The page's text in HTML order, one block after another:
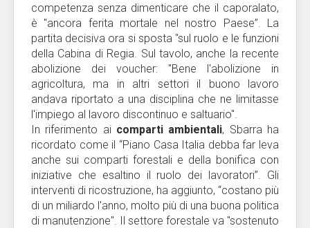
competenza senza dimenticare che il caporalato,
è "ancora ferita mortale nel nostro Paese”. La
partita decisiva ora si sposta "sul ruolo e le funzioni
della Cabina di Regia. Sul tavolo, anche la recente
abolizione dei voucher: "Bene l'abolizione in
agricoltura, ma in altri settori il buono lavoro
andava riportato a una disciplina che ne limitasse
l'impiego al lavoro discontinuo e saltuario".
In riferimento ai comparti ambientali, Sbarra ha
ricordato come il “Piano Casa Italia debba far leva
anche sui comparti forestali e della bonifica con
iniziative che esaltino il ruolo dei lavoratori”. Gli
interventi di ricostruzione, ha aggiunto, “costano più
di un miliardo l'anno, molto più di una buona politica
di manutenzione". Il settore forestale va "sostenuto